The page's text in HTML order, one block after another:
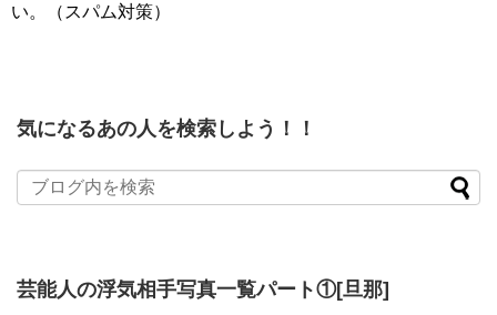
い。（スパム対策）
気になるあの人を検索しよう！！
芸能人の浮気相手写真一覧パート①[旦那]